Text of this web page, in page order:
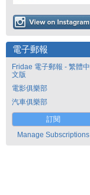
電子郵報
Fridae 電子郵報 - 繁體中
文版
電影俱樂部
汽車俱樂部
訂閱
Manage Subscriptions